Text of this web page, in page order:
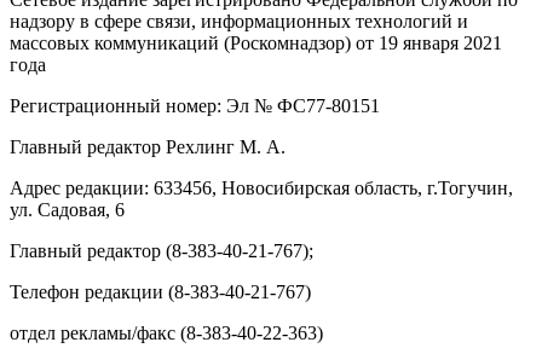
надзору в сфере связи, информационных технологий и
массовых коммуникаций (Роскомнадзор) от 19 января 2021
года
Регистрационный номер: Эл № ФС77-80151
Главный редактор Рехлинг М. А.
Адрес редакции: 633456, Новосибирская область, г.Тогучин,
ул. Садовая, 6
Главный редактор (8-383-40-21-767);
Телефон редакции (8-383-40-21-767)
отдел рекламы/факс (8-383-40-22-363)